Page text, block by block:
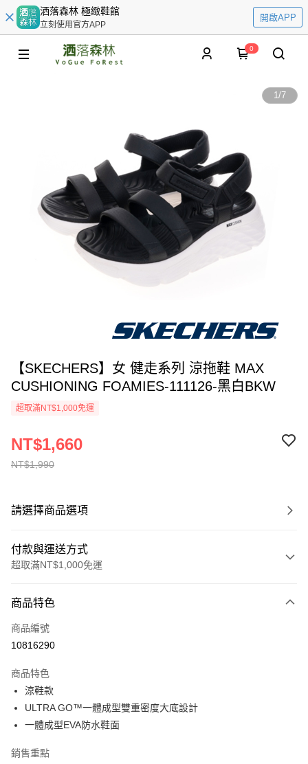
洒落森林 極緻鞋館
立刻使用官方APP
開啟APP
0
1/7
【SKECHERS】女 健走系列 涼拖鞋 MAX
CUSHIONING FOAMIES-111126-黑白BKW
超取滿NT$1,000免運
NT$1,990
NT$1,660
請選擇商品選項
付款與運送方式
超取滿NT$1,000免運
信用卡一次付款
超商取貨付款
運送方式
全家取貨付款
每筆NT$60，滿NT$1,000(含以上)免運費
每筆NT$60，滿NT$1,000(含以上)免運費
商品特色
商品編號
10816290
商品特色
涼鞋款
ULTRA GO™一體成型雙重密度大底設計
一體成型EVA防水鞋面
銷售重點